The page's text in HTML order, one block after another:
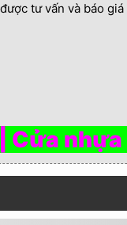
tư vấn và báo
Cửa nhựa